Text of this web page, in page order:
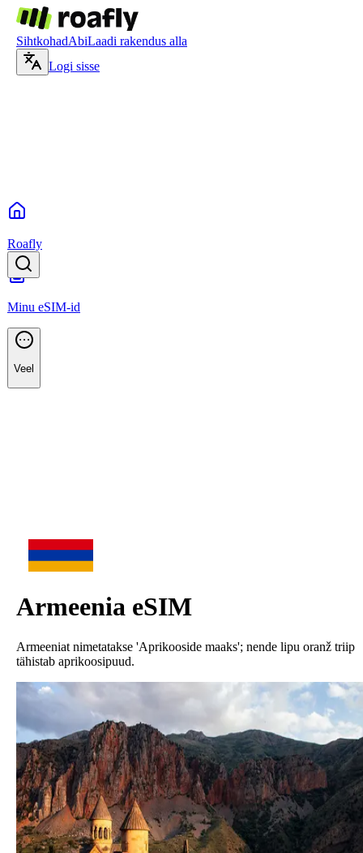
SihtkohadAbiLaadi rakendus alla
Logi sisse
Roafly
Minu eSIM-id
Veel
Armeenia eSIM
Armeeniat nimetatakse 'Aprikooside maaks'; nende lipu oranž triip
tähistab aprikoosipuud.